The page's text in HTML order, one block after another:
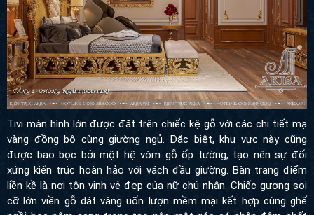
Tivi màn hình lớn được đặt trên chiếc kệ gỗ với các chi tiết mạ
vàng đồng bộ cùng giường ngủ. Đặc biệt, khu vực này cũng được
bao bọc bởi một hệ vòm gỗ ốp tường, tạo nên sự đối xứng kiến
trúc hoàn hảo với vách đầu giường. Bàn trang điểm liền kề là nơi
tôn vinh vẻ đẹp của nữ chủ nhân. Chiếc gương soi cỡ lớn viền gỗ
dát vàng uốn lượn mềm mại kết hợp cùng ghế ngồi bọc nệm
sang trọng tạo nên một góc cá nhân đậm chất nghệ thuật.